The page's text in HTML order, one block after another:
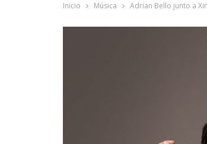
Inicio Música Adrian Bello junto a